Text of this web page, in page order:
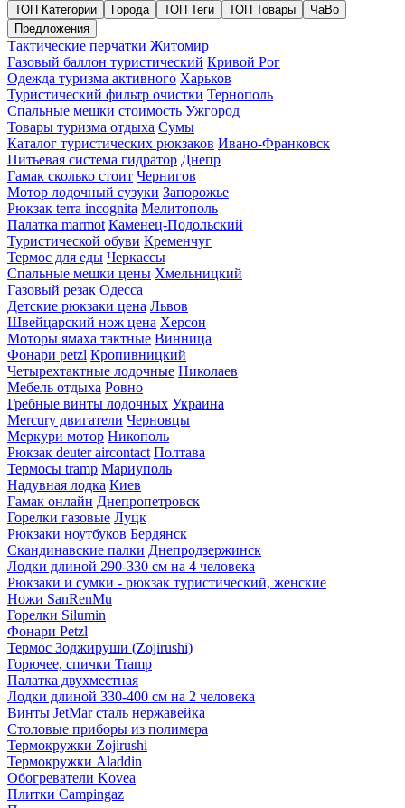
ТОП Категории Города ТОП Теги ТОП Товары
ЧаВо
Предложения
Тактические перчатки Житомир
Газовый баллон туристический Кривой Рог
Одежда туризма активного Харьков
Туристический фильтр очистки Тернополь
Спальные мешки стоимость Ужгород
Товары туризма отдыха Сумы
Каталог туристических рюкзаков Ивано-Франковск
Питьевая система гидратор Днепр
Гамак сколько стоит Чернигов
Мотор лодочный сузуки Запорожье
Рюкзак terra incognita Мелитополь
Палатка marmot Каменец-Подольский
Туристической обуви Кременчуг
Термос для еды Черкассы
Спальные мешки цены Хмельницкий
Газовый резак Одесса
Детские рюкзаки цена Львов
Швейцарский нож цена Херсон
Моторы ямаха тактные Винница
Фонари petzl Кропивницкий
Четырехтактные лодочные Николаев
Мебель отдыха Ровно
Гребные винты лодочных Украина
Mercury двигатели Черновцы
Меркури мотор Никополь
Рюкзак deuter aircontact Полтава
Термосы tramp Мариуполь
Надувная лодка Киев
Гамак онлайн Днепропетровск
Горелки газовые Луцк
Рюкзаки ноутбуков Бердянск
Скандинавские палки Днепродзержинск
Лодки длиной 290-330 см на 4 человека
Рюкзаки и сумки - рюкзак туристический, женские
Ножи SanRenMu
Горелки Silumin
Фонари Petzl
Термос Зоджируши (Zojirushi)
Горючее, спички Tramp
Палатка двухместная
Лодки длиной 330-400 см на 2 человека
Винты JetMar сталь нержавейка
Столовые приборы из полимера
Термокружки Zojirushi
Термокружки Aladdin
Обогреватели Kovea
Плитки Campingaz